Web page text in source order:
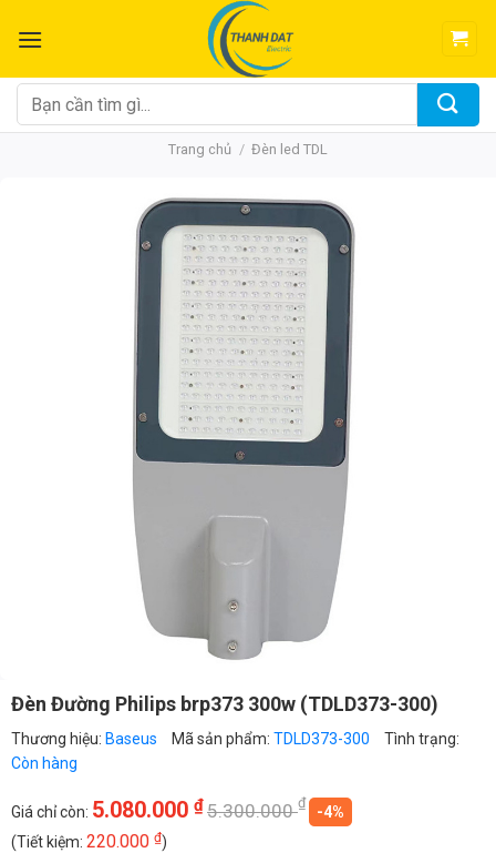
đến
dung
Tìm
kiếm:
Trang chủ / Đèn led TDL
Đèn Đường Philips brp373 300w (TDLD373-300)
Thương hiệu: Baseus Mã sản phẩm: TDLD373-300
Tình trạng:
Còn hàng
Giá chỉ còn: 5.080.000 ₫5.300.000₫
-4%
(Tiết kiệm: 220.000 ₫)